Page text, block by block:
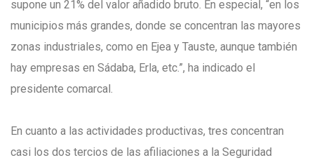
supone un 21% del valor añadido bruto. En especial, “en los
municipios más grandes, donde se concentran las mayores
zonas industriales, como en Ejea y Tauste, aunque también
hay empresas en Sádaba, Erla, etc.”, ha indicado el
presidente comarcal.
En cuanto a las actividades productivas, tres concentran
casi los dos tercios de las afiliaciones a la Seguridad